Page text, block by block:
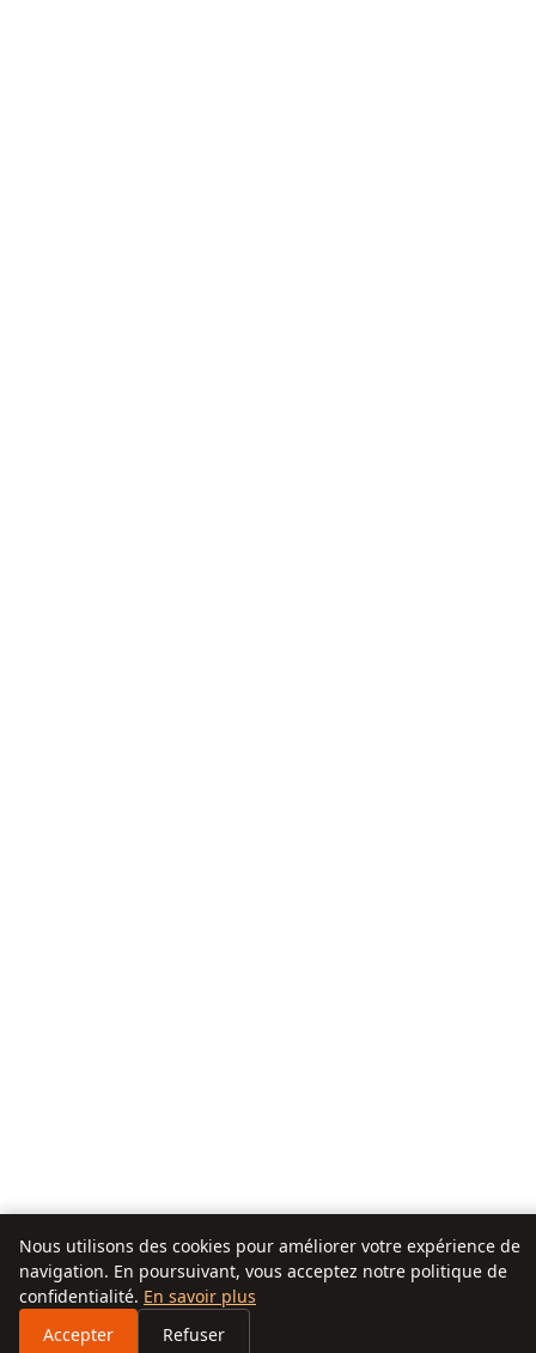
Nous utilisons des cookies pour améliorer votre expérience de
navigation. En poursuivant, vous acceptez notre politique de
confidentialité. En savoir plus
Accepter
Refuser